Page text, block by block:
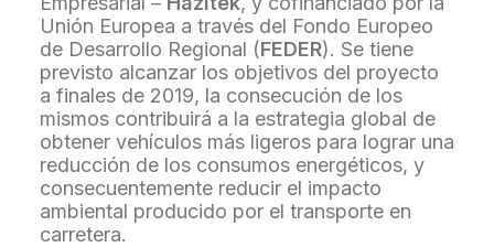
Unión Europea a través del Fondo Europeo
de Desarrollo Regional (FEDER). Se tiene
previsto alcanzar los objetivos del proyecto
a finales de 2019, la consecución de los
mismos contribuirá a la estrategia global de
obtener vehículos más ligeros para lograr una
reducción de los consumos energéticos, y
consecuentemente reducir el impacto
ambiental producido por el transporte en
carretera.